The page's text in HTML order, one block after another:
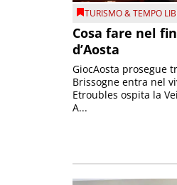
TURISMO & TEMPO
Cosa fare nel
d’Aosta
GiocAosta prosegue
Brissogne entra nel
Etroubles ospita la
A...